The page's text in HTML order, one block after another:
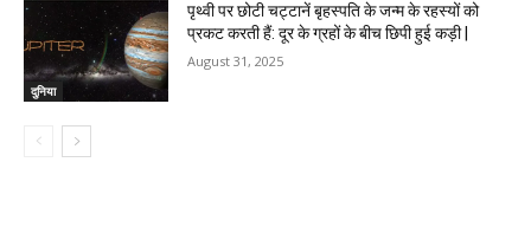
दुनिया
पृथ्वी पर छोटी चट्टानें बृहस्पति के जन्म के रहस्यों को
प्रकट करती हैं: दूर के ग्रहों के बीच छिपी हुई कड़ी |
August 31, 2025